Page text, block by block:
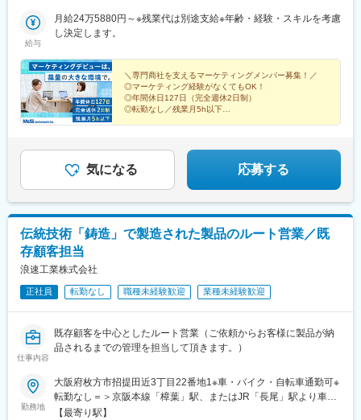
給与
月給24万5880円～※残業代は別途支給※年齢・経験・スキルを考慮
し決定します。
＼専門商社を支えるマーケティングメンバー募集！／
◎マーケティング経験がなくてもOK！
◎年間休日127日（完全週休2日制）
◎転勤なし／残業月5h以下
気になる 応募する
伝統技術「鋳造」で製造された製品のルート営業／既
存顧客担当
浪速工業株式会社
正社員 転勤なし 職種未経験歓迎 業種未経験歓迎
仕事内容
既存顧客を中心としたルート営業（ご依頼からお客様に製品が納
品されるまでの管理を担当して頂きます。）
勤務地
大阪府枚方市招提田近3丁目22番地1※車・バイク・自転車通勤可※
転勤なし＝＞京阪本線「樟葉」駅、またはJR「長尾」駅より車で
約10分 またはバス「田近三丁目」下車、徒歩約2分
【最寄り駅】